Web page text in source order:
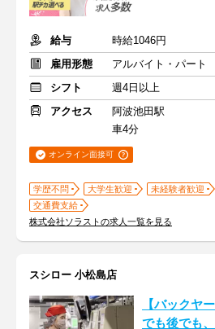
給与
時給1046円
雇用形態
アルバイト・パート
シフト
週4日以上
アクセス
阿波池田駅
車4分
オンライン面接可
学歴不問 大学生歓迎 未経験者歓迎
交通費支給
株式会社ソラストの求人一覧を見る
スシロー 小松島店
【バックヤ
でも後でも